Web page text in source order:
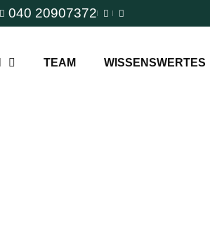
040 20907372
TEAM WISSENSWERTES